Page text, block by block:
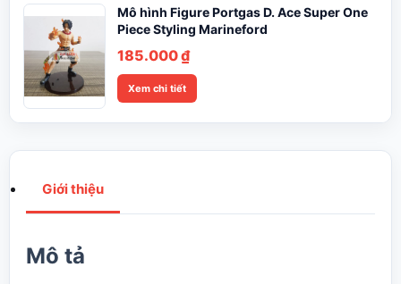
Mô hình Figure Portgas D. Ace Super One
Piece Styling Marineford
185.000₫
Xem chi tiết
Giới thiệu
Mô tả